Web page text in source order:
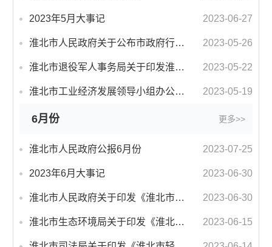
2023年5月大事记 2023-06-27
淮北市人民政府关于公布市政府行政规范性文件清理结果的通知 2023-05-26
淮北市退役军人事务局关于印发淮北市退役军人和其他优抚对象免费乘坐公共交通工具实施方案的通知 2023-05-22
淮北市工业经济发展领导小组办公室关于优化调整“五群十链”产业布局和推进机制的通知 2023-05-19
6月份 更多>>
淮北市人民政府公报6月份 2023-07-25
2023年6月大事记 2023-06-30
淮北市人民政府关于印发《淮北市人民政府工作规则》的通知 2023-06-30
淮北市生态环境局关于印发《淮北市生态环境违法行为有奖举报实施细则》（2023年修订版）的通知 2023-06-15